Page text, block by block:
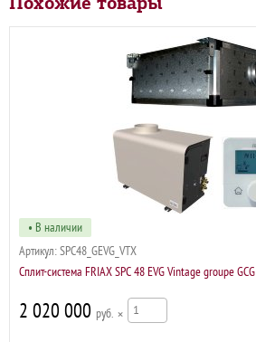
• В наличии
Артикул: SPC48_GEVG_VTX
Сплит-система FRIAX SPC 48 EVG Vintage groupe GCG
2 020 000 р ×